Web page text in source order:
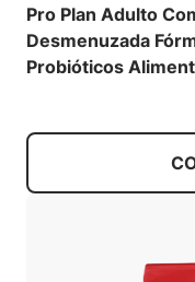
Pro Plan Adulto
Desmenuzada
Probióticos